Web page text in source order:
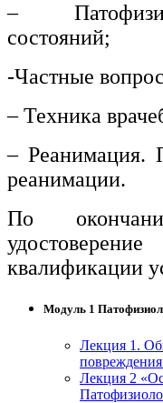
–
состояний;
-Частные
– Техника
– Реанимация.
реанимации.
По
квалификации
Модуль 1
Лекция 1.
Лекция 2